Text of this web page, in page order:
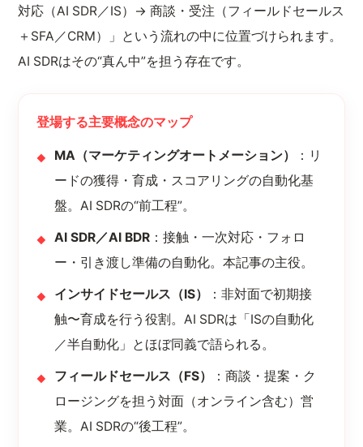
対応（AI SDR／IS）→ 商談・受注（フィールドセールス
＋SFA／CRM）」という流れの中に位置づけられます。
AI SDRはその“真ん中”を担う存在です。
登場する主要概念のマップ
MA（マーケティングオートメーション）
：リ
ードの獲得・育成・スコアリングの自動化基
盤。AI SDRの“前工程”。
AI SDR／AI BDR ：接触・一次対応・フォロ
ー・引き渡し準備の自動化。本記事の主役。
インサイドセールス（IS）
：非対面で初期接
触〜育成を行う役割。AI SDRは「ISの自動化
／半自動化」とほぼ同義で語られる。
フィールドセールス（FS）
：商談・提案・ク
ロージングを担う対面（オンライン含む）営
業。AI SDRの“後工程”。